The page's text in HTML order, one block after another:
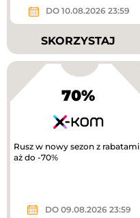
DO 10.08.2026 23:59
SKORZYSTAJ
70%
Rusz w nowy sezon z rabatami
aż do -70%
DO 09.08.2026 23:59